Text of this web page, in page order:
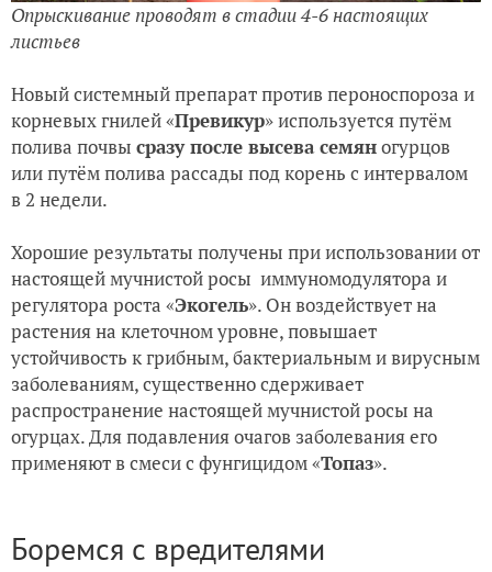
Опрыскивание проводят в стадии 4-6 настоящих
листьев
Новый системный препарат против пероноспороза и
корневых гнилей «Превикур» используется путём
полива почвы сразу после высева семяногурцов
или путём полива рассады под корень с интервалом
в 2 недели.
Хорошие результаты получены при использовании от
настоящей мучнистой росы иммуномодулятора и
регулятора роста «Экогель». Он воздействует на
растения на клеточном уровне, повышает
устойчивость к грибным, бактериальным и вирусным
заболеваниям, существенно сдерживает
распространение настоящей мучнистой росы на
огурцах. Для подавления очагов заболевания его
применяют в смеси с фунгицидом «Топаз».
Боремся с вредителями